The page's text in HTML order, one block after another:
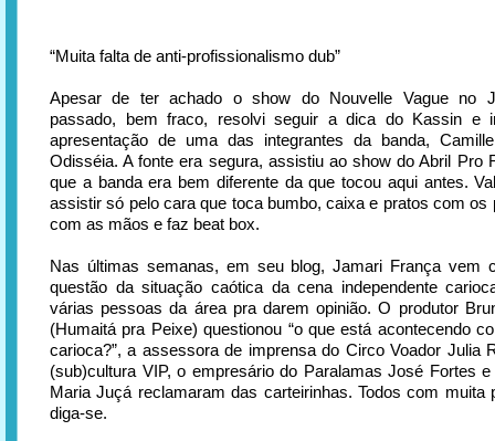
“Muita falta de anti-profissionalismo dub”
Apesar de ter achado o show do Nouvelle Vague no
passado, bem fraco, resolvi seguir a dica do Kassin e
apresentação de uma das integrantes da banda,
Odisséia. A fonte era segura, assistiu ao show do Abril Pro
que a banda era bem diferente da que tocou aqui antes.
assistir só pelo cara que toca bumbo, caixa e pratos com os
com as mãos e faz beat box.
Nas últimas semanas, em seu blog, Jamari França vem
questão da situação caótica da cena independente
várias pessoas da área pra darem opinião. O produtor
(Humaitá pra Peixe) questionou “o que está acontecendo
carioca?”, a assessora de imprensa do Circo Voador Julia
(sub)cultura VIP, o empresário do Paralamas José Fortes
Maria Juçá reclamaram das carteirinhas. Todos com muita
diga-se.